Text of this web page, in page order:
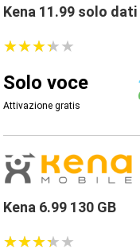
Kena 11.99 solo dati
★★★★★
★★★★★
Solo voce
Attivazione gratis
Kena 6.99 130 GB
★★★★★
★★★★★